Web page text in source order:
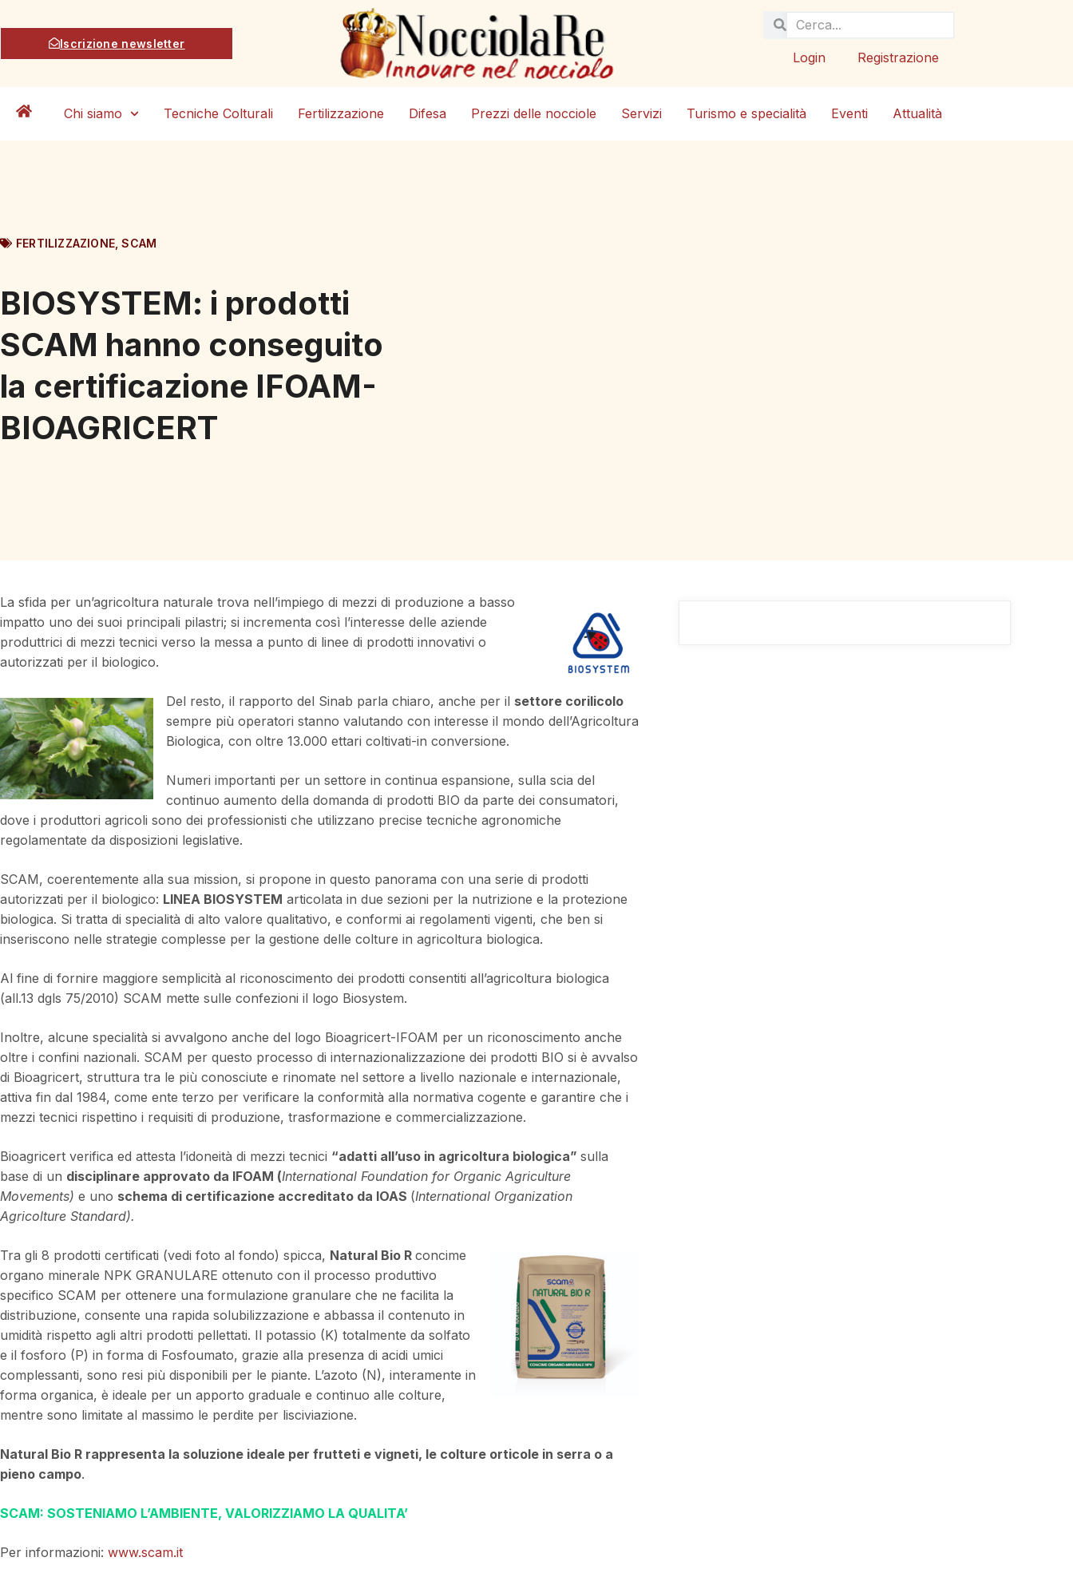
Iscrizione newsletter
Login Registrazione
Chi siamo Tecniche Colturali Fertilizzazione Difesa Prezzi delle nocciole Servizi Turismo e specialità Eventi Attualità
FERTILIZZAZIONE ,SCAM
BIOSYSTEM: i prodotti
SCAM hanno conseguito
la certificazione IFOAM-
BIOAGRICERT
La sfida per un’agricoltura naturale trova nell’impiego di mezzi di produzione a basso
impatto uno dei suoi principali pilastri; si incrementa così l’interesse delle aziende
produttrici di mezzi tecnici verso la messa a punto di linee di prodotti innovativi o
autorizzati per il biologico.
Del resto, il rapporto del Sinab parla chiaro, anche per il settore corilicolo
sempre più operatori stanno valutando con interesse il mondo dell’Agricoltura
Biologica, con oltre 13.000 ettari coltivati-in conversione.
Numeri importanti per un settore in continua espansione, sulla scia del
continuo aumento della domanda di prodotti BIO da parte dei consumatori,
dove i produttori agricoli sono dei professionisti che utilizzano precise tecniche agronomiche
regolamentate da disposizioni legislative.
SCAM, coerentemente alla sua mission, si propone in questo panorama con una serie di prodotti
autorizzati per il biologico: LINEA BIOSYSTEM articolata in due sezioni per la nutrizione e la protezione
biologica. Si tratta di specialità di alto valore qualitativo, e conformi ai regolamenti vigenti, che ben si
inseriscono nelle strategie complesse per la gestione delle colture in agricoltura biologica.
Al fine di fornire maggiore semplicità al riconoscimento dei prodotti consentiti all’agricoltura biologica
(all.13 dgls 75/2010) SCAM mette sulle confezioni il logo Biosystem.
Inoltre, alcune specialità si avvalgono anche del logo Bioagricert-IFOAM per un riconoscimento anche
oltre i confini nazionali. SCAM per questo processo di internazionalizzazione dei prodotti BIO si è avvalso
di Bioagricert, struttura tra le più conosciute e rinomate nel settore a livello nazionale e internazionale,
attiva fin dal 1984, come ente terzo per verificare la conformità alla normativa cogente e garantire che i
mezzi tecnici rispettino i requisiti di produzione, trasformazione e commercializzazione.
Bioagricert verifica ed attesta l’idoneità di mezzi tecnici “adatti all’uso in agricoltura biologica” sulla
base di un disciplinare approvato da IFOAM (International Foundation for Organic Agriculture
Movements) e uno schema di certificazione accreditato da IOAS (International Organization
Agricolture Standard).
Tra gli 8 prodotti certificati (vedi foto al fondo) spicca, Natural Bio R concime
organo minerale NPK GRANULARE ottenuto con il processo produttivo
specifico SCAM per ottenere una formulazione granulare che ne facilita la
distribuzione, consente una rapida solubilizzazione e abbassa il contenuto in
umidità rispetto agli altri prodotti pellettati. Il potassio (K) totalmente da solfato
e il fosforo (P) in forma di Fosfoumato, grazie alla presenza di acidi umici
complessanti, sono resi più disponibili per le piante. L’azoto (N), interamente in
forma organica, è ideale per un apporto graduale e continuo alle colture,
mentre sono limitate al massimo le perdite per lisciviazione.
Natural Bio R rappresenta la soluzione ideale per frutteti e vigneti, le colture orticole in serra o a
pieno campo.
SCAM: SOSTENIAMO L’AMBIENTE, VALORIZZIAMO LA QUALITA’
Per informazioni: www.scam.it